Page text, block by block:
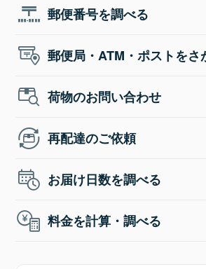
郵便番号を調べる
郵便局・ATM・ポストをさ
荷物のお問い合わせ
再配達のご依頼
お届け日数を調べる
料金を計算・調べる